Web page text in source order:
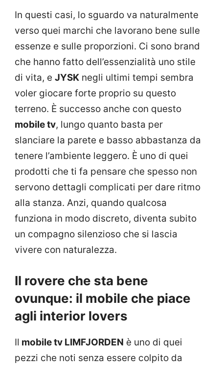
In questi casi, lo sguardo va naturalmente
verso quei marchi che lavorano bene sulle
essenze e sulle proporzioni. Ci sono brand
che hanno fatto dell’essenzialità uno stile
di vita, e JYSK negli ultimi tempi sembra
voler giocare forte proprio su questo
terreno. È successo anche con questo
mobile tv, lungo quanto basta per
slanciare la parete e basso abbastanza da
tenere l’ambiente leggero. È uno di quei
prodotti che ti fa pensare che spesso non
servono dettagli complicati per dare ritmo
alla stanza. Anzi, quando qualcosa
funziona in modo discreto, diventa subito
un compagno silenzioso che si lascia
vivere con naturalezza.
Il rovere che sta bene
ovunque: il mobile che piace
agli interior lovers
Il mobile tv LIMFJORDEN è uno di quei
pezzi che noti senza essere colpito da